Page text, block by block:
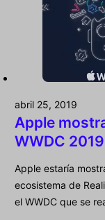
abril 25, 2019
Apple
WWDC 2019
Apple estaría
ecosistema de
el WWDC que se